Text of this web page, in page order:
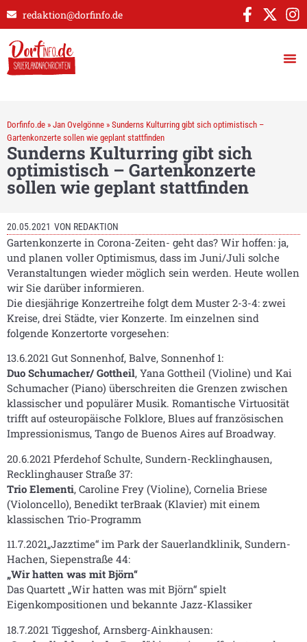
redaktion@dorfinfo.de
Dorfinfo.de » Jan Ovelgönne » Sunderns Kulturring gibt sich optimistisch –
Gartenkonzerte sollen wie geplant stattfinden
Sunderns Kulturring gibt sich
optimistisch – Gartenkonzerte
sollen wie geplant stattfinden
20.05.2021 VON REDAKTION
Gartenkonzerte in Corona-Zeiten- geht das? Wir hoffen: ja,
und planen voller Optimismus, dass im Juni/Juli solche
Veranstaltungen wieder möglich sein werden. Heute wollen
wir Sie darüber informieren.
Die diesjährige Konzertreihe folgt dem Muster 2-3-4: zwei
Kreise, drei Städte, vier Konzerte. Im einzelnen sind
folgende Konzertorte vorgesehen:
13.6.2021 Gut Sonnenhof, Balve, Sonnenhof 1:
Duo Schumacher/ Gottheil, Yana Gottheil (Violine) und Kai
Schumacher (Piano) überschreiten die Grenzen zwischen
klassischer und populärer Musik. Romantische Virtuosität
trifft auf osteuropäische Folklore, Blues auf französischen
Impressionismus, Tango de Buenos Aires auf Broadway.
20.6.2021 Pferdehof Schulte, Sundern-Recklinghausen,
Recklinghauser Straße 37:
Trio Elementi, Caroline Frey (Violine), Cornelia Briese
(Violoncello), Benedikt terBraak (Klavier) mit einem
klassischen Trio-Programm
11.7.2021„Jazztime“ im Park der Sauerlandklinik, Sundern-
Hachen, Siepenstraße 44:
„Wir hatten was mit Björn“
Das Quartett „Wir hatten was mit Björn“ spielt
Eigenkompositionen und bekannte Jazz-Klassiker
18.7.2021 Tiggeshof, Arnsberg-Ainkhausen: